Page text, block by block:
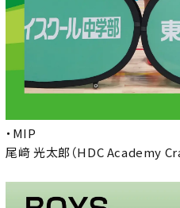
・MIP
尾﨑 光太郎（HDC Academy